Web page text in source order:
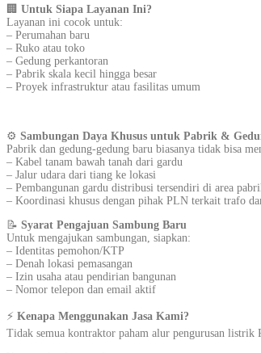
🏢 Untuk Siapa Layanan Ini?
Layanan ini cocok untuk:
– Perumahan baru
– Ruko atau toko
– Gedung perkantoran
– Pabrik skala kecil hingga besar
– Proyek infrastruktur atau fasilitas umum
⚙️ Sambungan Daya Khusus untuk Pabrik &
Pabrik dan gedung-gedung baru biasanya tidak bisa
– Kabel tanam bawah tanah dari gardu
– Jalur udara dari tiang ke lokasi
– Pembangunan gardu distribusi tersendiri di area
– Koordinasi khusus dengan pihak PLN terkait trafo
📝 Syarat Pengajuan Sambung Baru
Untuk mengajukan sambungan, siapkan:
– Identitas pemohon/KTP
– Denah lokasi pemasangan
– Izin usaha atau pendirian bangunan
– Nomor telepon dan email aktif
⚡ Kenapa Menggunakan Jasa Kami?
Tidak semua kontraktor paham alur pengurusan listrik